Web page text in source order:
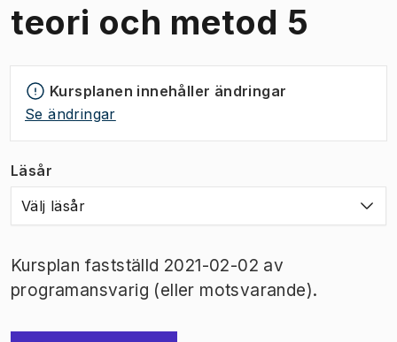
teori och metod 5
Kursplanen innehåller ändringar
Se ändringar
Läsår
Välj läsår
Kursplan fastställd 2021-02-02 av
programansvarig (eller motsvarande).